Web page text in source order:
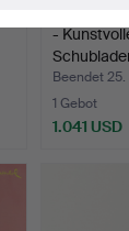
-
Beendet
1 Gebot
1.041 USD